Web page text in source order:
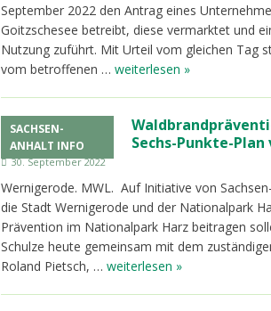
September 2022 den Antrag eines
Goitzschesee betreibt, diese vermarktet und
Nutzung zuführt. Mit Urteil vom gleichen Tag
vom betroffenen … weiterlesen »
SACHSEN-
ANHALT INFO
Sechs-Punkte-Plan
30. September 2022
Wernigerode. MWL. Auf Initiative von
die Stadt Wernigerode und der Nationalpark
Prävention im Nationalpark Harz beitragen
Schulze heute gemeinsam mit dem
Roland Pietsch, … weiterlesen »